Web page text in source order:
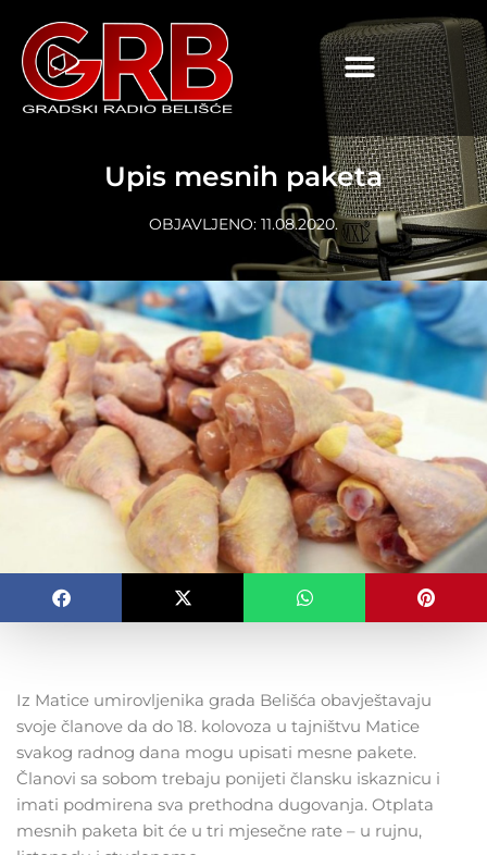
Upis mesnih paketa
OBJAVLJENO: 11.08.2020.
Iz Matice umirovljenika grada Belišća obavještavaju
svoje članove da do 18. kolovoza u tajništvu Matice
svakog radnog dana mogu upisati mesne pakete.
Članovi sa sobom trebaju ponijeti člansku iskaznicu i
imati podmirena sva prethodna dugovanja. Otplata
mesnih paketa bit će u tri mjesečne rate – u rujnu,